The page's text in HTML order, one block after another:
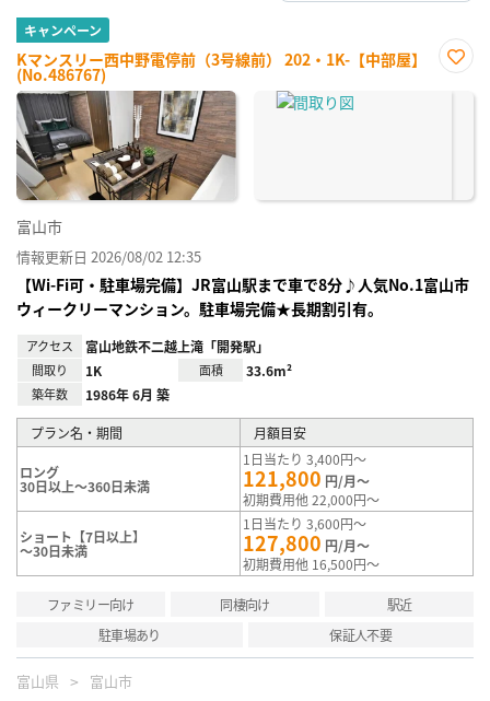
キャンペーン
Kマンスリー西中野電停前（3号線前） 202・1K-【中部屋】
(No.486767)
に入
富山市
情報更新日 2026/08/02 12:35
【Wi-Fi可・駐車場完備】JR富山駅まで車で8分♪人気No.1富山市
ウィークリーマンション。駐車場完備★長期割引有。
アクセス 富山地鉄不二越上滝「開発駅」
間取り 1K 面積 33.6m²
築年数 1986年 6月 築
プラン名・期間 月額目安
ロング
30日以上～360日未満
1日当たり 3,400円～
121,800 円/月～
初期費用他 22,000円～
ショート【7日以上】
～30日未満
1日当たり 3,600円～
127,800 円/月～
初期費用他 16,500円～
ファミリー向け 同棲向け
駅近
駐車場あり
保証人不要
富山県 富山市